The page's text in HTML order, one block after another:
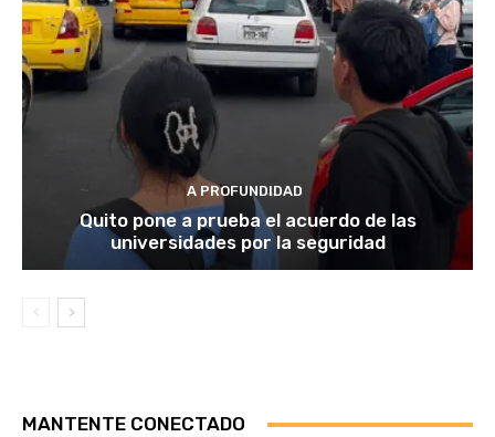
A PROFUNDIDAD
Quito pone a prueba el acuerdo de las
universidades por la seguridad
MANTENTE CONECTADO